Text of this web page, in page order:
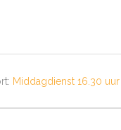
Middagdienst 16.30 uur